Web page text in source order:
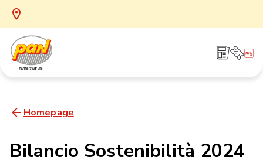
Homepage
Bilancio Sostenibilità 2024